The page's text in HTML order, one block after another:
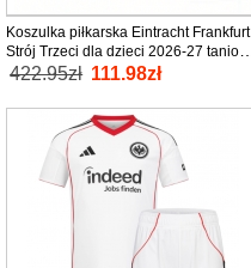
Koszulka piłkarska Eintracht Frankfurt
Strój Trzeci dla dzieci 2026-27 tanio
Krótki Rękaw (+ Krótkie spodenki)
422.95zł 111.98zł